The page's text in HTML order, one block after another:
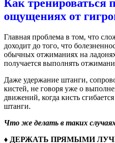
Как тренироваться
ощущениях от
Главная проблема в том, что
доходит до того, что
обычных отжиманиях на
получается выполнять
Даже удержание штанги,
кистей, не говоря уже о
движений, когда кисть
штанги.
Что же делать в таких
♦ ДЕРЖАТЬ ПРЯМЫМИ